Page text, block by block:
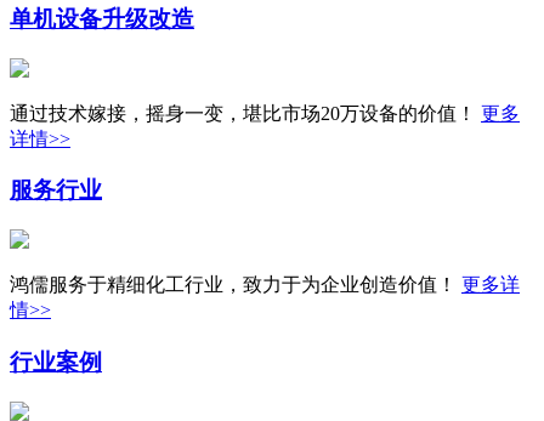
单机设备升级改造
通过技术嫁接，摇身一变，堪比市场20万设备的价值！ 更多
详情>>
服务行业
鸿儒服务于精细化工行业，致力于为企业创造价值！ 更多详
情>>
行业案例